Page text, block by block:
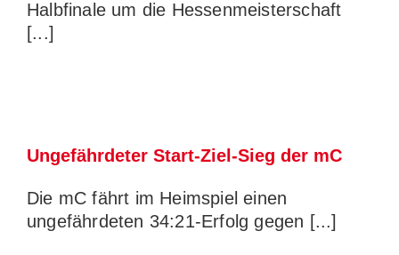
Halbfinale um die Hessenmeisterschaft
[...]
Ungefährdeter Start-Ziel-Sieg der mC
Die mC fährt im Heimspiel einen
ungefährdeten 34:21-Erfolg gegen [...]